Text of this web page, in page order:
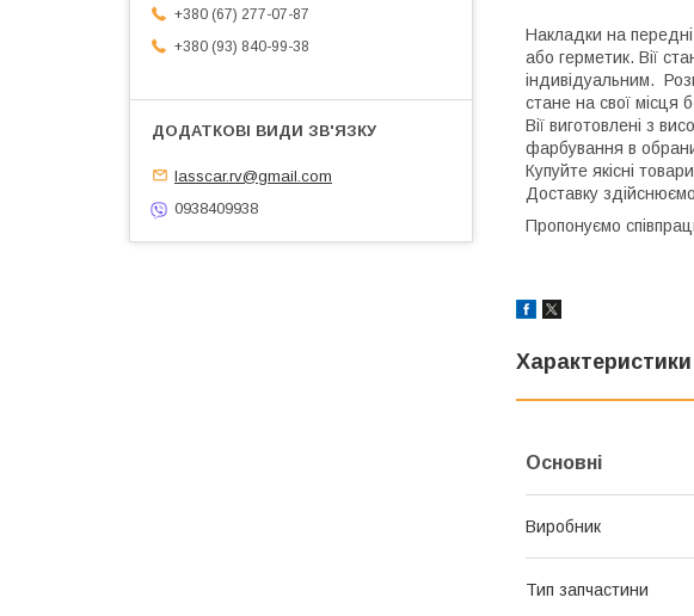
Накладки на
або герметик. Вії
індивідуальним.
стане на свої місця
Вії виготовлені з
фарбування в
Купуйте якісні
Доставку
Пропонуємо
Характеристики
Основні
Виробник
Тип запчастини
+380 (67) 277-07-87
+380 (93) 840-99-38
lasscar.rv@gmail.com
0938409938